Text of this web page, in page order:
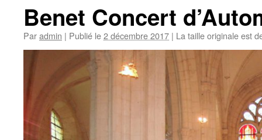
Benet Concert
Paradmin | Publié le2 décembre 2017 | La taille originale est